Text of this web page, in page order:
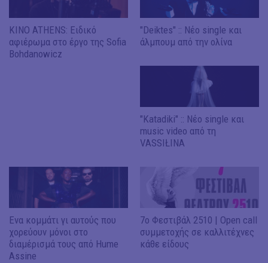
KINO ATHENS: Eιδικό
αφιέρωμα στο έργο της Sofia
Bohdanowicz
"Deiktes" :: Νέο single και
άλμπουμ από την ολίνα
"Katadiki" :: Νέο single και
music video από τη
VASSIŁINA
Ενα κομμάτι γι αυτούς που
χορεύουν μόνοι στο
διαμέρισμά τους από Hume
Assine
7ο Φεστιβάλ 2510 | Open call
συμμετοχής σε καλλιτέχνες
κάθε είδους